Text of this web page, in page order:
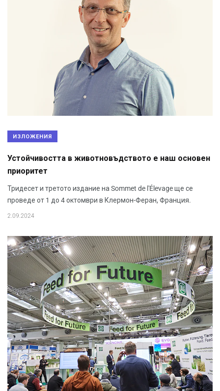
ИЗЛОЖЕНИЯ
Устойчивостта в животновъдството е наш основен
приоритет
Тридесет и третото издание на Sommet de l'Élevage ще се
проведе от 1 до 4 октомври в Клермон-Феран, Франция.
2.09.2024